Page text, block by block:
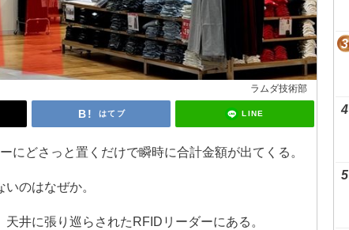
ラムダ技術部
はてブ LINE
にどさっと置くだけで瞬時に合計金額が出てくる。
のはなぜか。
井に張り巡らされたRFIDリーダーにある。
3
4
5